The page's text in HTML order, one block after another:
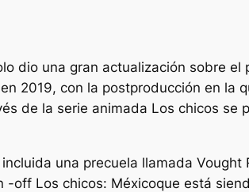
dio una gran actualización sobre el
2019, con la postproducción en la
de la serie animada Los chicos se
una precuela llamada Vought
-off Los chicos: Méxicoque está